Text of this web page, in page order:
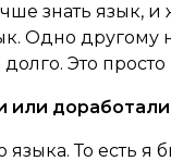
знать язык,
Одно другому
Это
или
То есть я